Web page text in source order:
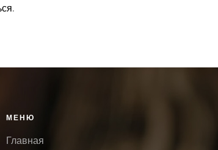
.
МЕНЮ
Главная